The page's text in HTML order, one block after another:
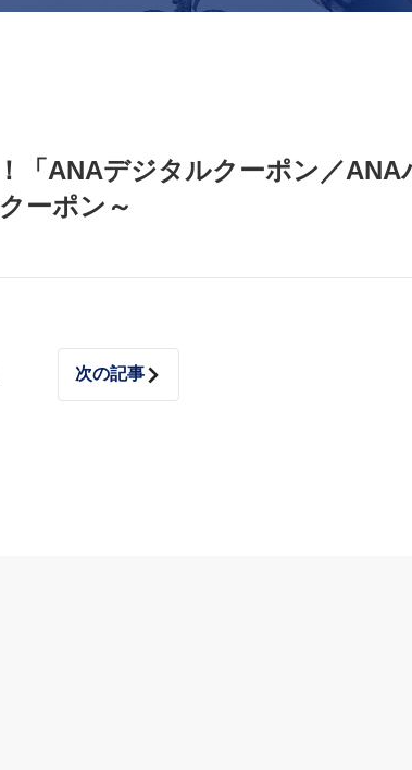
「ANAデジタルクーポン／ANA
ーポン～
次の記事